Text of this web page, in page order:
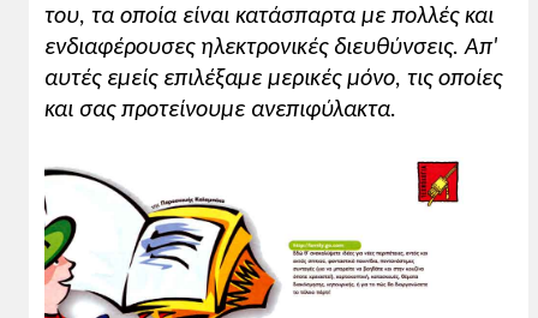
του, τα οποία είναι κατάσπαρτα με πολλές και
ενδιαφέρουσες ηλεκτρονικές διευθύνσεις. Aπ'
αυτές εμείς επιλέξαμε μερικές μόνο, τις οποίες
και σας προτείνουμε ανεπιφύλακτα.